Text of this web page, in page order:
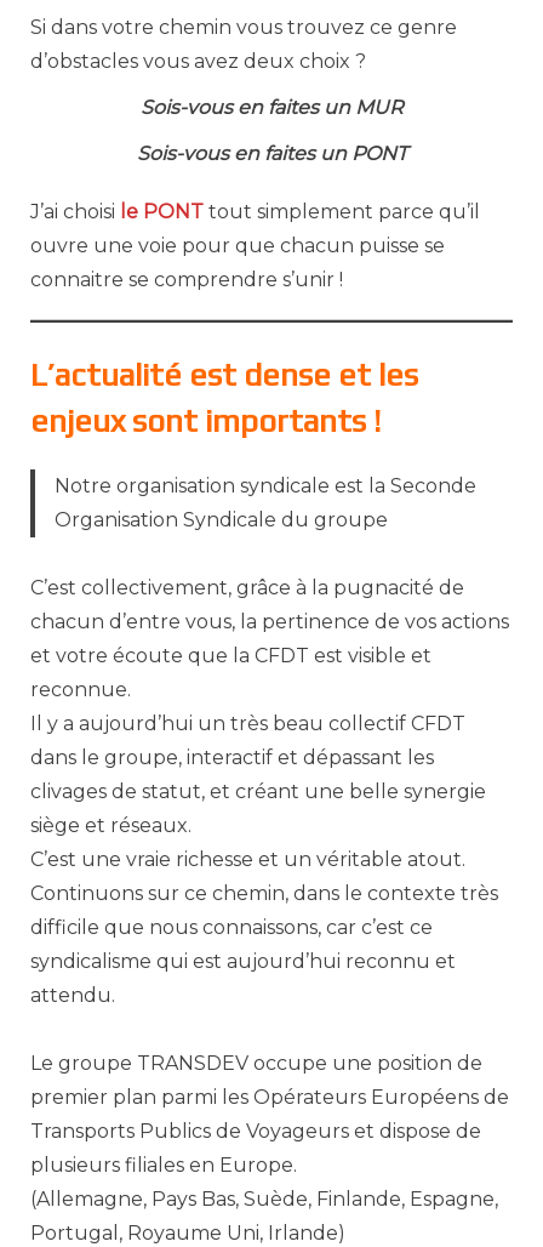
Si dans votre chemin vous trouvez ce genre
d’obstacles vous avez deux choix ?
Sois-vous en faites un MUR
Sois-vous en faites un PONT
J’ai choisi le PONT tout simplement parce qu’il
ouvre une voie pour que chacun puisse se
connaitre se comprendre s’unir !
L’actualité est dense et les
enjeux sont importants !
Notre organisation syndicale est la Seconde
Organisation Syndicale du groupe
C’est collectivement, grâce à la pugnacité de
chacun d’entre vous, la pertinence de vos actions
et votre écoute que la CFDT est visible et
reconnue.
Il y a aujourd’hui un très beau collectif CFDT
dans le groupe, interactif et dépassant les
clivages de statut, et créant une belle synergie
siège et réseaux.
C’est une vraie richesse et un véritable atout.
Continuons sur ce chemin, dans le contexte très
difficile que nous connaissons, car c’est ce
syndicalisme qui est aujourd’hui reconnu et
attendu.
Le groupe TRANSDEV occupe une position de
premier plan parmi les Opérateurs Européens de
Transports Publics de Voyageurs et dispose de
plusieurs filiales en Europe.
(Allemagne, Pays Bas, Suède, Finlande, Espagne,
Portugal, Royaume Uni, Irlande)